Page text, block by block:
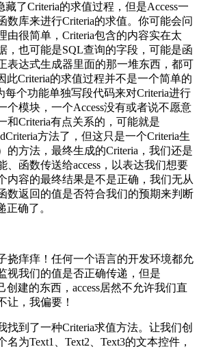
了Criteria的求值过程，但是Access一
数库来进行Criteria的求值。你可能会问
由很简单，Criteria包含的内容实在太
，也可能是SQL查询的字段，可能是函
达式生成器里面的那一堆东西，都可
此Criteria的求值过程并不是一个简单的
每个功能单独写段代码来对Criteria进行
个模块，一个Access没有或者说不愿意
和Criteria有点关系的，可能就是
方法了，但这只是一个Criteria生
的方法，最终生成的Criteria，我们还是
、函数传送给access，以表达我们想要
内容的最终结果是不是正确，我们无从
数返回的值是否符合我们的预期来判断
正确了。
挠痒痒！任何一个语言的开发环境都允
视我们的值是否正确传递，但是
创建的东西，access居然不允许我们直
让，我偏要！
到了一种Criteria求值方法。让我们创
为Text1、Text2、Text3的文本控件，